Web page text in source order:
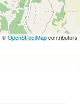
©OpenStreetMapcontributors